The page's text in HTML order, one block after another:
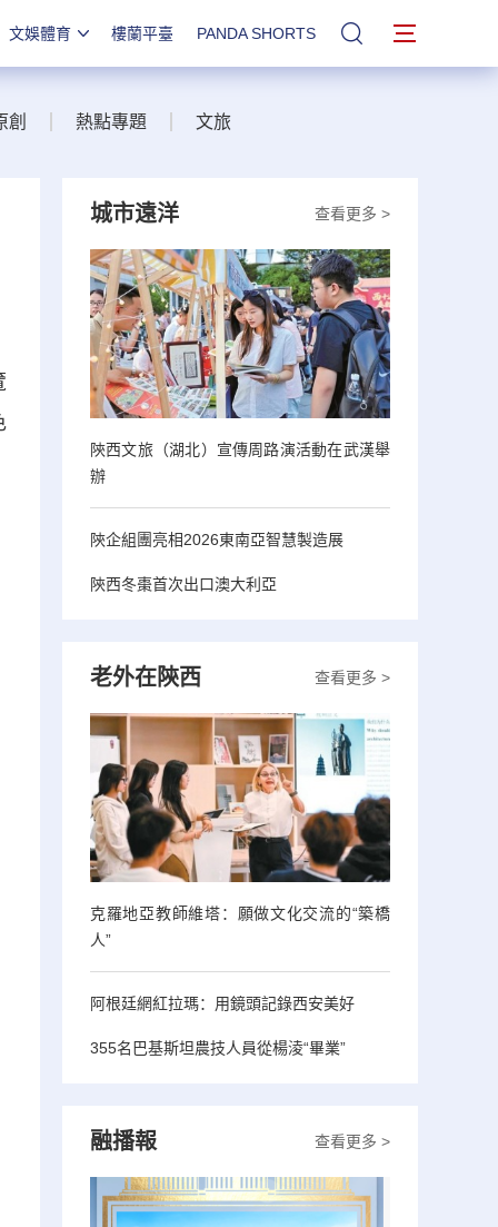
文娛體育 樓蘭平臺 PANDA SHORTS 站內搜索
創 熱點專題 文旅
查看更多 >
城市遠洋
陝西文旅（湖北）宣傳周路演活動在武漢舉
辦
陝企組團亮相2026東南亞智慧製造展
陝西冬棗首次出口澳大利亞
查看更多 >
老外在陝西
克羅地亞教師維塔：願做文化交流的“築橋
人”
阿根廷網紅拉瑪：用鏡頭記錄西安美好
355名巴基斯坦農技人員從楊淩“畢業”
查看更多 >
融播報